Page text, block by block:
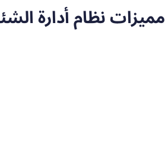
مميزات نظام أدارة